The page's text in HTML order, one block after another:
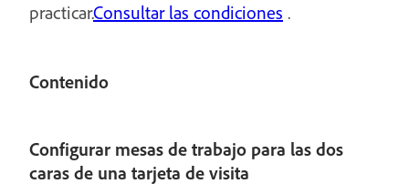
practicar.Consultar las condiciones .
Contenido
Configurar mesas de trabajo para las dos
caras de una tarjeta de visita